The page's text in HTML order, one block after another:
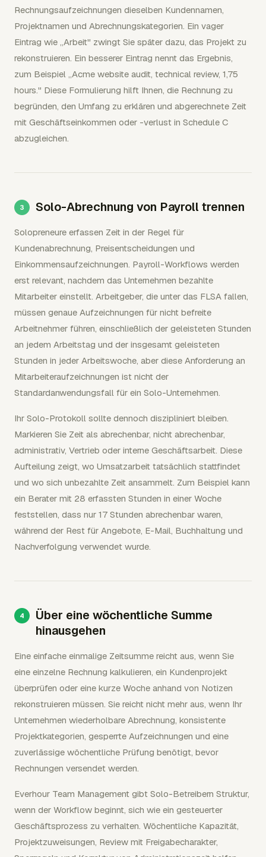
Rechnungsaufzeichnungen dieselben Kundennamen,
Projektnamen und Abrechnungskategorien. Ein vager
Eintrag wie „Arbeit" zwingt Sie später dazu, das Projekt zu
rekonstruieren. Ein besserer Eintrag nennt das Ergebnis,
zum Beispiel „Acme website audit, technical review, 1,75
hours." Diese Formulierung hilft Ihnen, die Rechnung zu
begründen, den Umfang zu erklären und abgerechnete Zeit
mit Geschäftseinkommen oder -verlust in Schedule C
abzugleichen.
Solo-Abrechnung von Payroll trennen
Solopreneure erfassen Zeit in der Regel für
Kundenabrechnung, Preisentscheidungen und
Einkommensaufzeichnungen. Payroll-Workflows werden
erst relevant, nachdem das Unternehmen bezahlte
Mitarbeiter einstellt. Arbeitgeber, die unter das FLSA fallen,
müssen genaue Aufzeichnungen für nicht befreite
Arbeitnehmer führen, einschließlich der geleisteten Stunden
an jedem Arbeitstag und der insgesamt geleisteten
Stunden in jeder Arbeitswoche, aber diese Anforderung an
Mitarbeiteraufzeichnungen ist nicht der
Standardanwendungsfall für ein Solo-Unternehmen.
Ihr Solo-Protokoll sollte dennoch diszipliniert bleiben.
Markieren Sie Zeit als abrechenbar, nicht abrechenbar,
administrativ, Vertrieb oder interne Geschäftsarbeit. Diese
Aufteilung zeigt, wo Umsatzarbeit tatsächlich stattfindet
und wo sich unbezahlte Zeit ansammelt. Zum Beispiel kann
ein Berater mit 28 erfassten Stunden in einer Woche
feststellen, dass nur 17 Stunden abrechenbar waren,
während der Rest für Angebote, E-Mail, Buchhaltung und
Nachverfolgung verwendet wurde.
Über eine wöchentliche Summe
hinausgehen
Eine einfache einmalige Zeitsumme reicht aus, wenn Sie
eine einzelne Rechnung kalkulieren, ein Kundenprojekt
überprüfen oder eine kurze Woche anhand von Notizen
rekonstruieren müssen. Sie reicht nicht mehr aus, wenn Ihr
Unternehmen wiederholbare Abrechnung, konsistente
Projektkategorien, gesperrte Aufzeichnungen und eine
zuverlässige wöchentliche Prüfung benötigt, bevor
Rechnungen versendet werden.
Everhour Team Management gibt Solo-Betreibern Struktur,
wenn der Workflow beginnt, sich wie ein gesteuerter
Geschäftsprozess zu verhalten. Wöchentliche Kapazität,
Projektzuweisungen, Review mit Freigabecharakter,